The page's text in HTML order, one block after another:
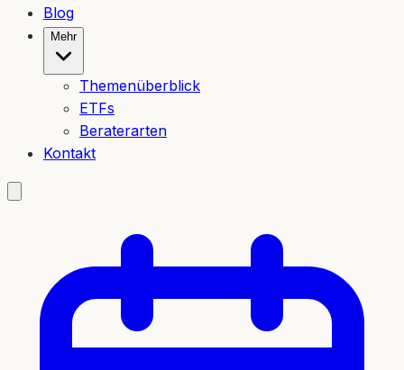
Blog
Mehr
Themenüberblick
ETFs
Beraterarten
Kontakt